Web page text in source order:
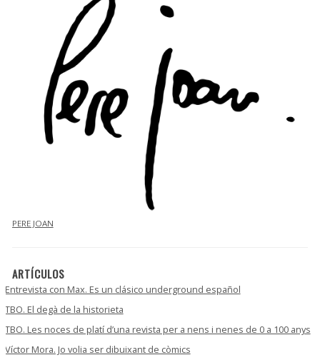
PERE JOAN
ARTÍCULOS
Entrevista con Max. Es un clásico underground español
TBO. El degà de la historieta
TBO. Les noces de platí d’una revista per a nens i nenes de 0 a 100 anys
Víctor Mora. Jo volia ser dibuixant de còmics